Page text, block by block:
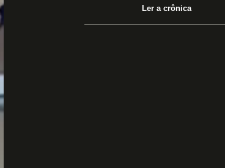
Ler a crônica